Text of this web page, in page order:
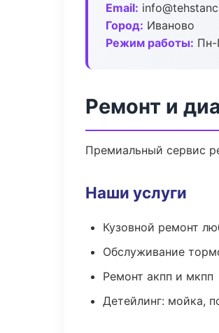
Email:
Город: Иваново
Режим работы: Пн-
Ремонт и
Премиальный сервис
Наши услуги
Кузовной ремонт
Обслуживание
Ремонт акпп и мкпп
Детейлинг: мойка,